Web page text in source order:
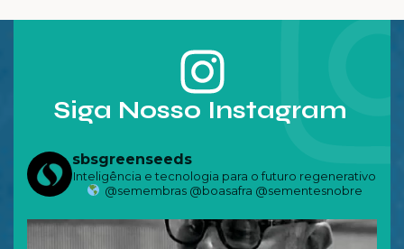
Siga Nosso Instagram
sbsgreenseeds
Inteligência e tecnologia para o futuro regenerativo
@semembras @boasafra @sementesnobre